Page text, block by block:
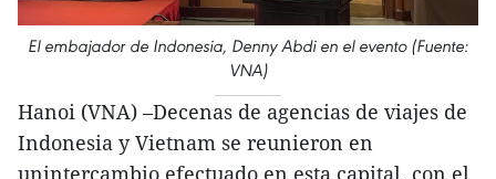
El embajador de Indonesia, Denny Abdi en el evento (Fuente:
VNA)
Hanoi (VNA) –Decenas de agencias de viajes de
Indonesia y Vietnam se reunieron en
unintercambio efectuado en esta capital, con el